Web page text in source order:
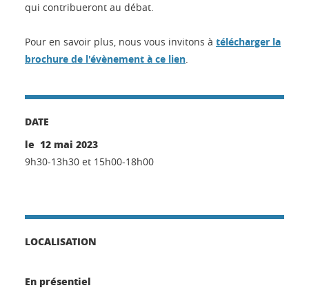
qui contribueront au débat.
Pour en savoir plus, nous vous invitons à télécharger la
brochure de l'évènement à ce lien.
DATE
le 12 mai 2023
9h30-13h30 et 15h00-18h00
LOCALISATION
En présentiel